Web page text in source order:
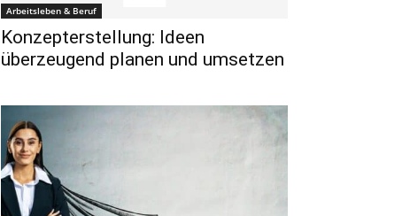
Arbeitsleben & Beruf
Konzepterstellung: Ideen
überzeugend planen und umsetzen